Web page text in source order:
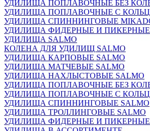
УДИЛИЩА ПОПЛАВОЧНЫЕ БЕЗ
УДИЛИЩА ПОПЛАВОЧНЫЕ С
УДИЛИЩА СПИННИНГОВЫЕ
УДИЛИЩА ФИДЕРНЫЕ И ПИКЕРНЫЕ
УДИЛИЩА SALMO
КОЛЕНА ДЛЯ УДИЛИЩ SALMO
УДИЛИЩА КАРПОВЫЕ SALMO
УДИЛИЩА МАТЧЕВЫЕ SALMO
УДИЛИЩА НАХЛЫСТОВЫЕ SALMO
УДИЛИЩА ПОПЛАВОЧНЫЕ БЕЗ
УДИЛИЩА ПОПЛАВОЧНЫЕ С
УДИЛИЩА СПИННИНГОВЫЕ SALMO
УДИЛИЩА ТРОЛЛИНГОВЫЕ SALMO
УДИЛИЩА ФИДЕРНЫЕ И ПИКЕРНЫЕ